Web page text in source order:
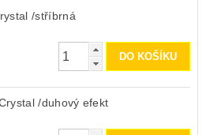
/stříbrná
/duhový efekt